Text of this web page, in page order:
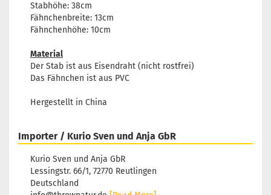
Stabhöhe: 38cm
Fähnchenbreite: 13cm
Fähnchenhöhe: 10cm
Material
Der Stab ist aus Eisendraht (nicht rostfrei)
Das Fähnchen ist aus PVC
Hergestellt in China
Importer / Kurio Sven und Anja GbR
Kurio Sven und Anja GbR
Lessingstr. 66/1, 72770 Reutlingen
Deutschland